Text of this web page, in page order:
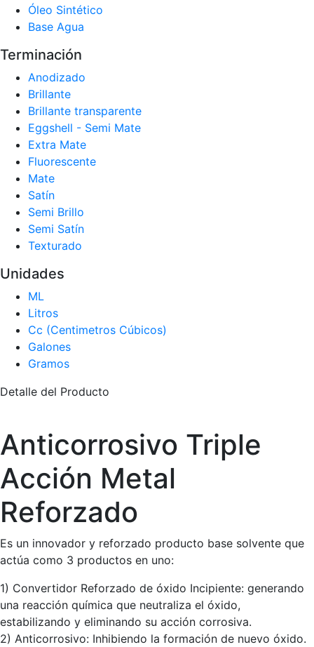
Óleo Sintético
Base Agua
Terminación
Anodizado
Brillante
Brillante transparente
Eggshell - Semi Mate
Extra Mate
Fluorescente
Mate
Satín
Semi Brillo
Semi Satín
Texturado
Unidades
ML
Litros
Cc (Centimetros Cúbicos)
Galones
Gramos
Detalle del Producto
Anticorrosivo Triple
Acción Metal
Reforzado
Es un innovador y reforzado producto base solvente que
actúa como 3 productos en uno:
1) Convertidor Reforzado de óxido Incipiente: generando
una reacción química que neutraliza el óxido,
estabilizando y eliminando su acción corrosiva.
2) Anticorrosivo: Inhibiendo la formación de nuevo óxido.